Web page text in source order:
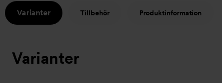
Varianter Tillbehör Produktinformation
Varianter